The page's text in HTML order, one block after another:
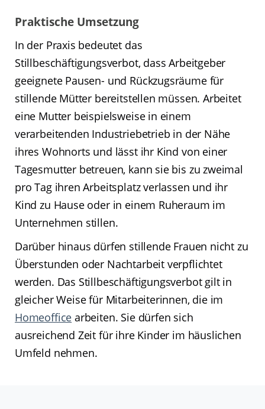
Praktische Umsetzung
In der Praxis bedeutet das
Stillbeschäftigungsverbot, dass Arbeitgeber
geeignete Pausen- und Rückzugsräume für
stillende Mütter bereitstellen müssen. Arbeitet
eine Mutter beispielsweise in einem
verarbeitenden Industriebetrieb in der Nähe
ihres Wohnorts und lässt ihr Kind von einer
Tagesmutter betreuen, kann sie bis zu zweimal
pro Tag ihren Arbeitsplatz verlassen und ihr
Kind zu Hause oder in einem Ruheraum im
Unternehmen stillen.
Darüber hinaus dürfen stillende Frauen nicht zu
Überstunden oder Nachtarbeit verpflichtet
werden. Das Stillbeschäftigungsverbot gilt in
gleicher Weise für Mitarbeiterinnen, die im
Homeoffice arbeiten. Sie dürfen sich
ausreichend Zeit für ihre Kinder im häuslichen
Umfeld nehmen.